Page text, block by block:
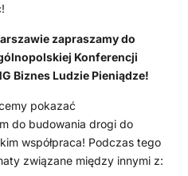
zapraszamy do
Konferencji
Biznes Ludzie Pieniądze!
pokazać
do budowania drogi do
współpraca! Podczas tego
związane między innymi z: